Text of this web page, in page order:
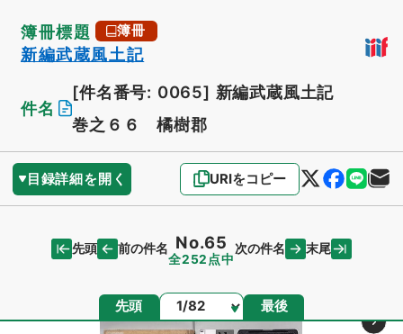
簿冊標題 簿冊
新編武蔵風土記
件名
[件名番号: 0065] 新編武蔵風土記
巻之６６ 橘樹郡
目録詳細を開く URIをコピー
先頭 前の件名 No.65
全252点中
次の件名 末尾
先頭 ページ 最後